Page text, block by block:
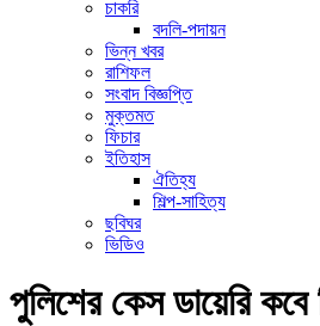
চাকরি
বদলি-পদায়ন
ভিন্ন খবর
রাশিফল
সংবাদ বিজ্ঞপ্তি
মুক্তমত
ফিচার
ইতিহাস
ঐতিহ্য
শিল্প-সাহিত্য
ছবিঘর
ভিডিও
পুলিশের কেস ডায়েরি কবে